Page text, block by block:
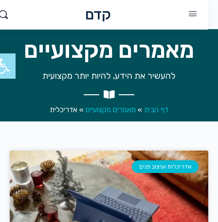
קדם
מאמרים מקצועיים
להעשיר את הידע, להיות יותר מקצועית
דף הבית»מאמרים מקצועיים»אדריכלית
אדריכלות ועיצוב פנים
פתח